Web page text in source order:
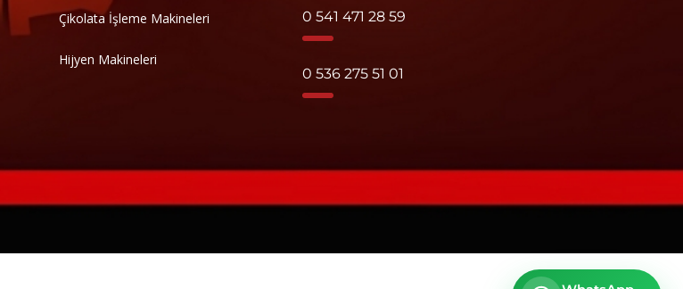
Çikolata İşleme Makineleri
Hijyen Makineleri
0 541 471 28 59
0 536 275 51 01